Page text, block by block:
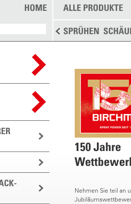
HOME ALLE PRODUKTE
SPRÜHEN
150 Jahre
Nehmen Sie teil an